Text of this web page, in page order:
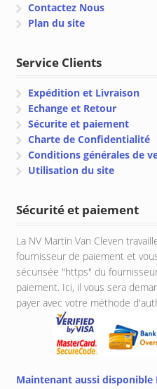
Contactez Nous
Plan du site
Service Clients
Expédition et Livraison
Echange et Retour
Sécurite et paiement
Charte de Confidentialité
Conditions générales de
Utilisation du site
Sécurité et paiement
La NV Martin Van Cleven
fournisseur de paiement et
sécurisée "https" du
paiement. Ici, il vous sera
payer avec votre méthode
Maintenant aussi disponible